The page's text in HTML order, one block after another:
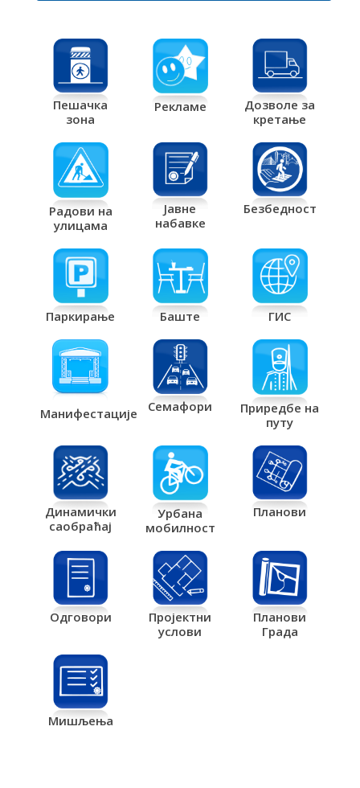
Пешачка
зона
Рекламе
Дозволе за
кретање
Радови на
улицама
Јавне
набавке
Безбедност
Паркирање Баште ГИС
Манифестације Семафори
Приредбе на
путу
Динамички
саобраћај
Урбана
мобилност
Планови
Одговори
Пројектни
услови
Планови
Града
Мишљења